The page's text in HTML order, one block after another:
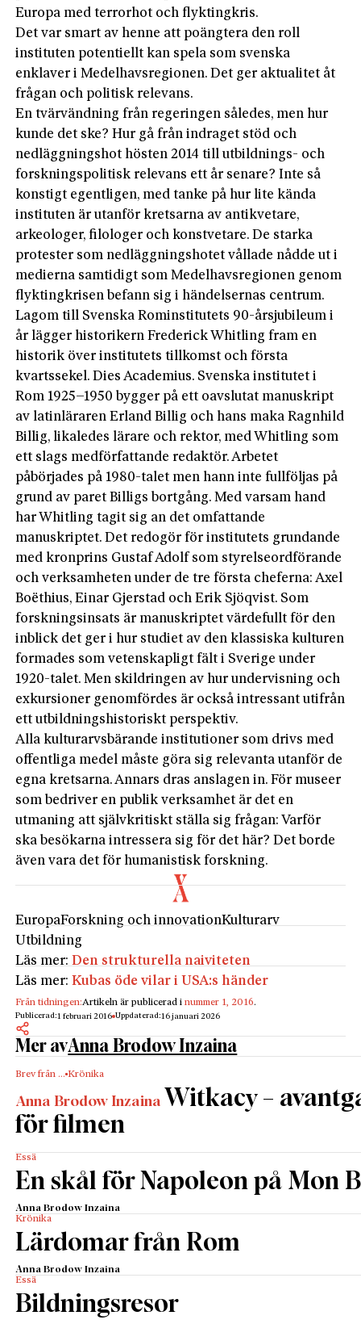
Europa med terrorhot och flyktingkris.
Det var smart av henne att poängtera den roll
instituten potentiellt kan spela som svenska
enklaver i Medelhavsregionen. Det ger aktualitet åt
frågan och politisk relevans.
En tvärvändning från regeringen således, men hur
kunde det ske? Hur gå från indraget stöd och
nedläggningshot hösten 2014 till utbildnings- och
forskningspolitisk relevans ett år senare? Inte så
konstigt egentligen, med tanke på hur lite kända
instituten är utanför kretsarna av antikvetare,
arkeologer, filologer och konstvetare. De starka
protester som nedläggningshotet vållade nådde ut i
medierna samtidigt som Medelhavsregionen genom
flyktingkrisen befann sig i händelsernas centrum.
Lagom till Svenska Rominstitutets 90-årsjubileum i
år lägger historikern Frederick Whitling fram en
historik över institutets tillkomst och första
kvartssekel. Dies Academius. Svenska institutet i
Rom 1925–1950 bygger på ett oavslutat manuskript
av latinläraren Erland Billig och hans maka Ragnhild
Billig, likaledes lärare och rektor, med Whitling som
ett slags medförfattande redaktör. Arbetet
påbörjades på 1980-talet men hann inte fullföljas på
grund av paret Billigs bortgång. Med varsam hand
har Whitling tagit sig an det omfattande
manuskriptet. Det redogör för institutets grundande
med kronprins Gustaf Adolf som styrelseordförande
och verksamheten under de tre första cheferna: Axel
Boëthius, Einar Gjerstad och Erik Sjöqvist. Som
forskningsinsats är manuskriptet värdefullt för den
inblick det ger i hur studiet av den klassiska kulturen
formades som vetenskapligt fält i Sverige under
1920-talet. Men skildringen av hur undervisning och
exkursioner genomfördes är också intressant utifrån
ett utbildningshistoriskt perspektiv.
Alla kulturarvsbärande institutioner som drivs med
offentliga medel måste göra sig relevanta utanför de
egna kretsarna. Annars dras anslagen in. För museer
som bedriver en publik verksamhet är det en
utmaning att självkritiskt ställa sig frågan: Varför
ska besökarna intressera sig för det här? Det borde
även vara det för humanistisk forskning.
EuropaForskning och innovationKulturarv
Utbildning
Läs mer:Den strukturella naiviteten
Läs mer:Kubas öde vilar i USA:s händer
Från tidningen:Artikeln är publicerad inummer 1, 2016.
Publicerad:1 februari 2016 Uppdaterad:16 januari 2026
Mer avAnna Brodow Inzaina
Brev från … Krönika
Anna Brodow Inzaina Witkacy –
för filmen
Essä
En skål för Napoleon på Mon
Anna Brodow Inzaina
Krönika
Lärdomar från Rom
Anna Brodow Inzaina
Essä
Bildningsresor